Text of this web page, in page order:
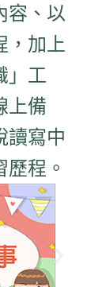
容、以
，加上
」工
上備
讀寫中
程。